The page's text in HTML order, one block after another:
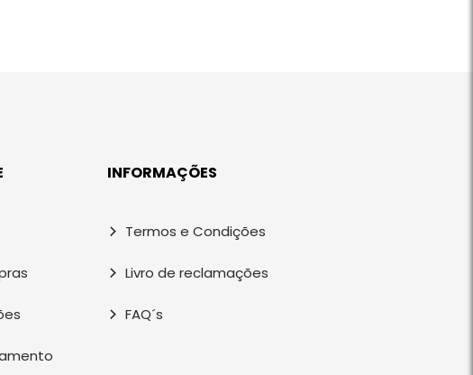
INFORMAÇÕES
Termos e Condições
Livro de reclamações
FAQ´s